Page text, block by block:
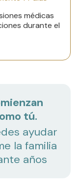
médicas
durante el
tú.
ayudar
la familia
años